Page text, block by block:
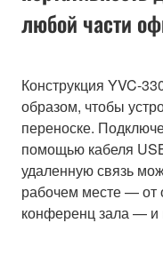
любой части
Конструкция YVC-
образом, чтобы
переноске.
помощью кабеля
удаленную связь
рабочем месте — от
конференц зала — и